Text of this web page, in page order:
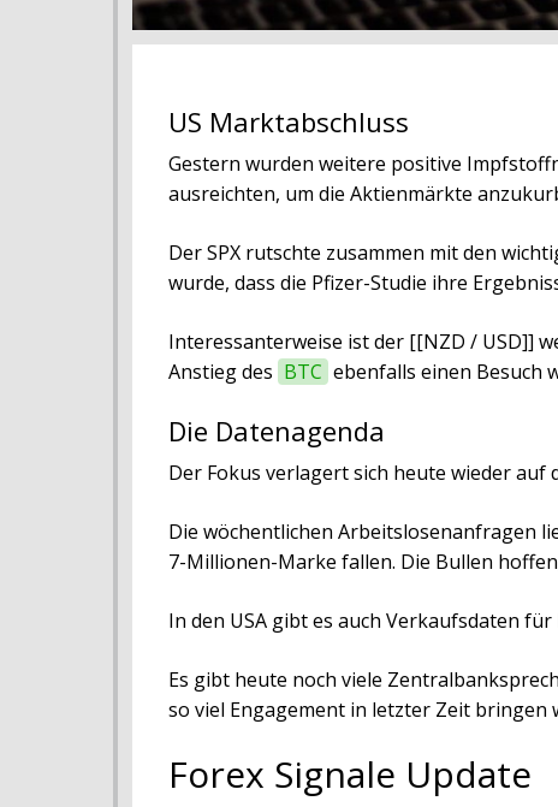
US Marktabschluss
Gestern wurden weitere positive
ausreichten, um die Aktienmärkte
Der SPX rutschte zusammen mit den
wurde, dass die Pfizer-Studie ihre
Interessanterweise ist der [[NZD / USD]]
Anstieg des BTC ebenfalls einen Besuch
Die Datenagenda
Der Fokus verlagert sich heute wieder auf
Die wöchentlichen Arbeitslosenanfragen
7-Millionen-Marke fallen. Die Bullen
In den USA gibt es auch Verkaufsdaten
Es gibt heute noch viele
so viel Engagement in letzter Zeit bringen
Forex Signale Update